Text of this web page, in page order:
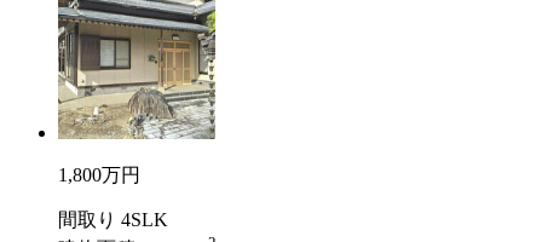
1,800万円
間取り 4SLK